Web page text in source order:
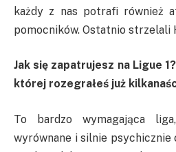
każdy z nas potrafi również
pomocników. Ostatnio strzelali
Jak się zapatrujesz na Ligue
której rozegrałeś już
To bardzo wymagająca
wyrównane i silnie psychicznie